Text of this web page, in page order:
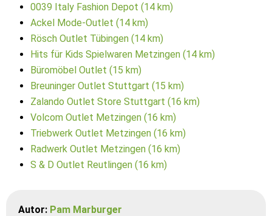
0039 Italy Fashion Depot (14 km)
Ackel Mode-Outlet (14 km)
Rösch Outlet Tübingen (14 km)
Hits für Kids Spielwaren Metzingen (14 km)
Büromöbel Outlet (15 km)
Breuninger Outlet Stuttgart (15 km)
Zalando Outlet Store Stuttgart (16 km)
Volcom Outlet Metzingen (16 km)
Triebwerk Outlet Metzingen (16 km)
Radwerk Outlet Metzingen (16 km)
S & D Outlet Reutlingen (16 km)
Autor: Pam Marburger